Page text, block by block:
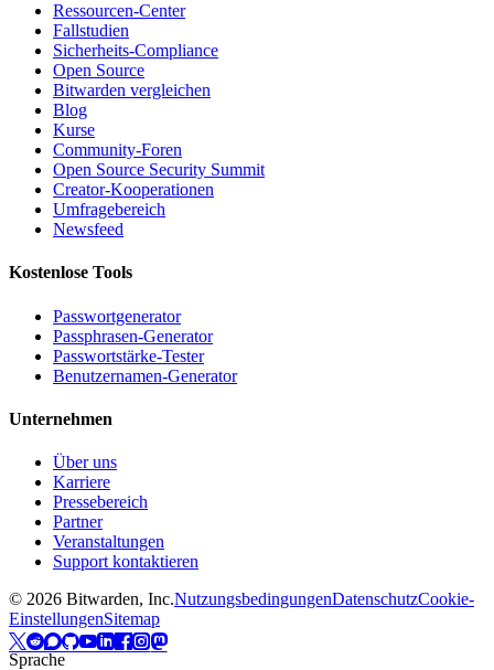
Ressourcen-Center
Fallstudien
Sicherheits-Compliance
Open Source
Bitwarden vergleichen
Blog
Kurse
Community-Foren
Open Source Security Summit
Creator-Kooperationen
Umfragebereich
Newsfeed
Kostenlose Tools
Passwortgenerator
Passphrasen-Generator
Passwortstärke-Tester
Benutzernamen-Generator
Unternehmen
Über uns
Karriere
Pressebereich
Partner
Veranstaltungen
Support kontaktieren
© 2026 Bitwarden, Inc.NutzungsbedingungenDatenschutzCookie-
EinstellungenSitemap
Sprache